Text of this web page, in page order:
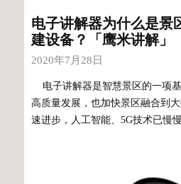
电子讲解器为什么是景
建设备？「鹰米讲解」
2020年7月28日
电子讲解器是智慧景区的一项
高质量发展，也加快景区融合到
速进步，人工智能、5G技术已慢